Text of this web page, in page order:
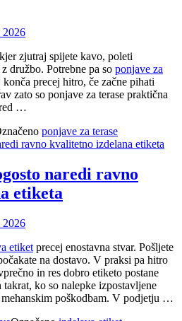
2026
zjutraj spijete kavo, poleti
družbo. Potrebne pa so ponjave za
konča precej hitro, če začne pihati
zato so ponjave za terase praktična
…
ponjave za terase
naredi ravno
etiketa
2026
etiket precej enostavna stvar. Pošljete
na dostavo. V praksi pa hitro
in res dobro etiketo postane
ko so nalepke izpostavljene
poškodbam. V podjetju …